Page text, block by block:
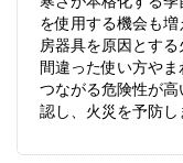
を使用する機会も
房器具を原因とする
間違った使い方や
つながる危険性が
認し、火災を予防し